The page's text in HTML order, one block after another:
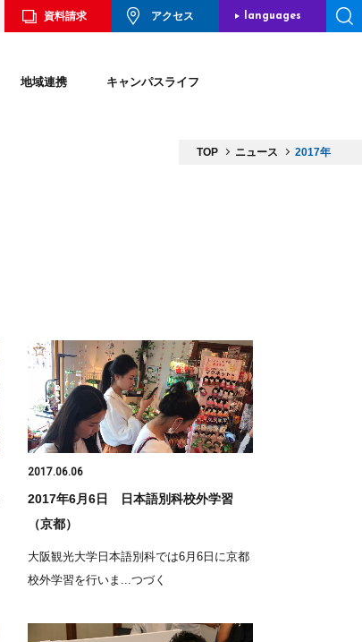
資料請求 アクセス languages
地域連携 キャンパスライフ
TOP ニュース 2017年
2017.06.06
2017年6月6日 日本語別科校外学習
（京都）
大阪観光大学日本語別科では6月6日に京都
校外学習を行いま...つづく